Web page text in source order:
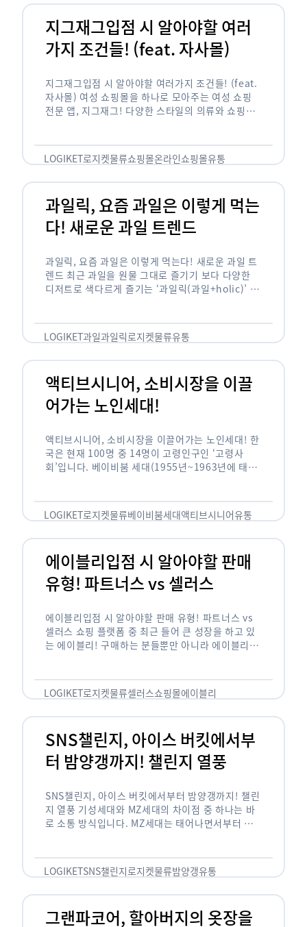
지그재그입점 시 알아야할 여러
가지 조건들! (feat. 자사몰)
지그재그입점 시 알아야할 여러가지 조건들! (feat.
자사몰) 여성 쇼핑몰을 하나로 모아주는 여성 쇼핑
전문 앱, 지그재그! 다양한 스타일의 의류와 쇼핑몰
LOGIKET로지켓물류쇼핑몰온라인쇼핑몰유통
과일릭, 요즘 과일은 이렇게 먹는
다! 새로운 과일 트렌드
과일릭, 요즘 과일은 이렇게 먹는다! 새로운 과일 트
렌드 최근 과일을 원물 그대로 즐기기 보다 다양한
디저트로 색다르게 즐기는 ‘과일릭(과일+holic)’ 트
…
LOGIKET과일과일릭로지켓물류유통
액티브시니어, 소비시장을 이끌
어가는 노인세대!
액티브시니어, 소비시장을 이끌어가는 노인세대! 한
국은 현재 100명 중 14명이 고령인구인 ‘고령사
회’입니다. 베이비붐 세대(1955년~1963년에 태어
오고 있습니다. 하지만 사회가 늙어가는 …
LOGIKET로지켓물류베이비붐세대액티브시니어유통
에이블리입점 시 알아야할 판매
유형! 파트너스 vs 셀러스
에이블리입점 시 알아야할 판매 유형! 파트너스 vs
셀러스 쇼핑 플랫폼 중 최근 들어 큰 성장을 하고 있
는 에이블리! 구매하는 분들뿐만 아니라 에이블리에
LOGIKET로지켓물류셀러스쇼핑몰에이블리
SNS챌린지, 아이스 버킷에서부
터 밤양갱까지! 챌린지 열풍
SNS챌린지, 아이스 버킷에서부터 밤양갱까지! 챌린
지 열풍 기성세대와 MZ세대의 차이점 중 하나는 바
로 소통 방식입니다. MZ세대는 태어나면서부터 디
도 능숙한 …
LOGIKETSNS챌린지로지켓물류밤양갱유통
그랜파코어, 할아버지의 옷장을